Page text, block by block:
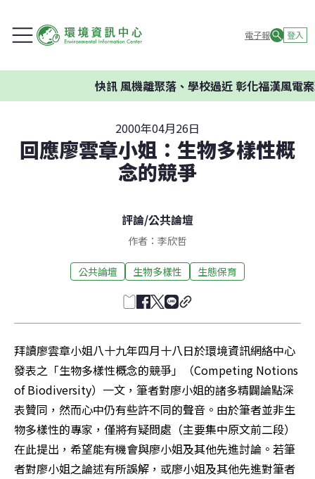
電子報 登入
快訊風機離聚落、學校過近 彰化福漢風電案環
2000年04月26日
回應廖雲章小姐：生物多樣性概
念的競爭
評論/公共論壇
作者：李欣哲
公共論壇 生物多樣性 生態保育
拜讀廖雲章小姐八十九年四月十八日於環境資訊網絡中心
發表之「生物多樣性概念的競爭」（Competing Notions
of Biodiversity）一文，筆者對廖小姐的諸多精闢論點深
表贊同，然而心中仍有些許不同的聲音。由於筆者並非生
物多樣性的專家，僅將有疑問處（主要集中原文前二段）
在此提出，希望能有機會與廖小姐及其他先進討論。若筆
者對廖小姐之論述有所誤解，或廖小姐及其他先進對筆者